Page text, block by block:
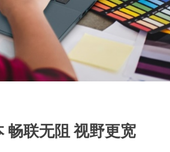
畅联无阻 视野更宽